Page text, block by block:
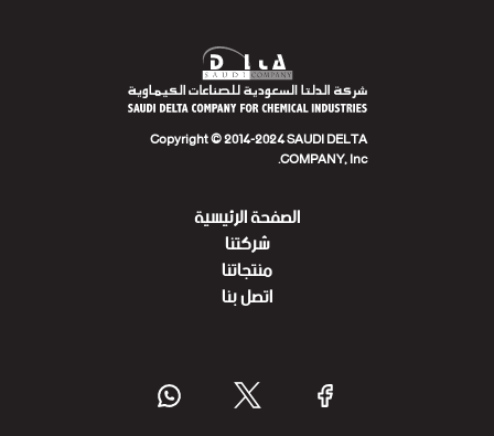
Copyright © 2014-2024 SAUDI DELTA
COMPANY, Inc.
الصفحة الرئيسية
شركتنا
منتجاتنا
اتصل بنا